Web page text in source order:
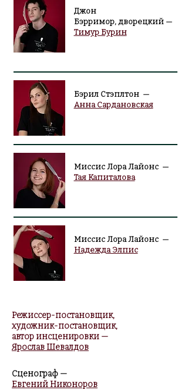
Джон
Бэрримор, дворецкий —
Тимур Бурин
Бэрил Стэплтон —
Анна Сардановская
Миссис Лора Лайонс —
Тая Капиталова
Миссис Лора Лайонс —
Надежда Элпис
Режиссер-постановщик,
художник-постановщик,
автор инсценировки —
Ярослав Шевалдов
Сценограф —
Евгений Никоноров